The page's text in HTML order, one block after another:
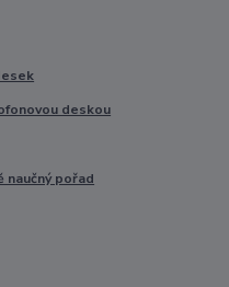
deskou
naučný pořad